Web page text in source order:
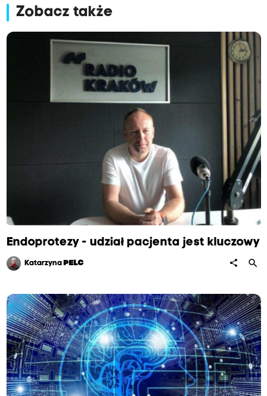
Zobacz także
Endoprotezy - udział pacjenta jest kluczowy
Katarzyna PELC share search